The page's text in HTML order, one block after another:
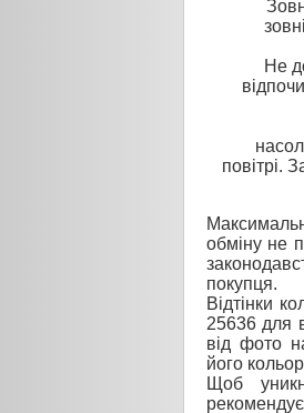
Не
повітрі.
обміну не
покупця.
Відтінки
25636 для
від фото
його
Щоб